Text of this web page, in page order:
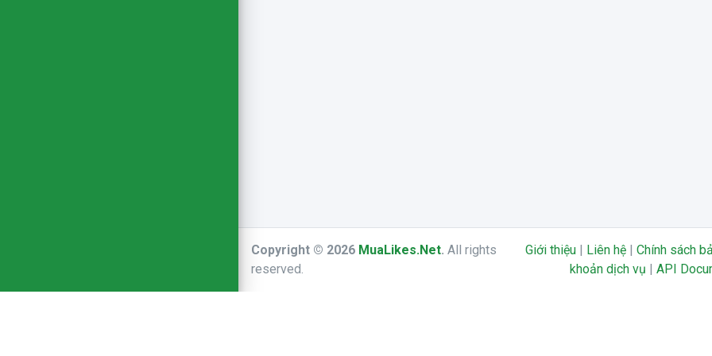
Copyright © 2026 MuaLikes.Net. All rights
reserved.
Giới thiệu | Liên hệ |Chính sách
khoản dịch vụ | API